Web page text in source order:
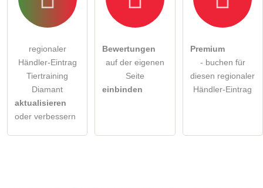
regionaler
Händler-Eintrag
Tiertraining
Diamant
aktualisieren
oder verbessern
Bewertungen
auf der eigenen
Seite
einbinden
Premium
- buchen für
diesen regionaler
Händler-Eintrag